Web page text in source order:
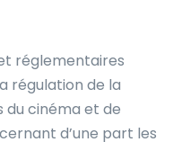
réglementaires
régulation de la
du cinéma et de
d’une part les